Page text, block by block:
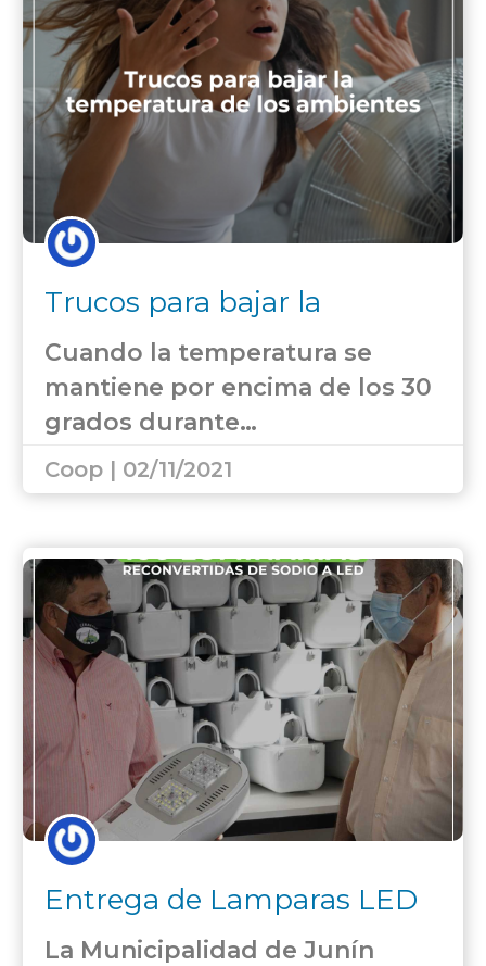
Trucos para bajar la
ambientes
Cuando la temperatura se
mantiene por encima de los 30
grados durante…
Coop | 02/11/2021
Entrega de Lamparas LED
a la Cooperativa
La Municipalidad de Junín